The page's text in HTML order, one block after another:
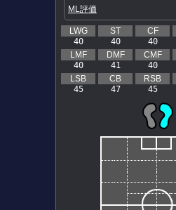
ML評価
LWG
40
ST
40
CF
40
LMF
40
DMF
41
CMF
40
LSB
45
CB
47
RSB
45